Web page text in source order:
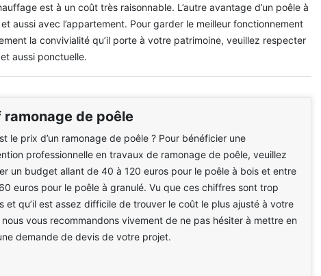
est à un coût très raisonnable. L’autre avantage d’un poêle à
aussi avec l’appartement. Pour garder le meilleur fonctionnement
la convivialité qu’il porte à votre patrimoine, veuillez respecter
aussi ponctuelle.
ramonage de poêle
le prix d’un ramonage de poêle ? Pour bénéficier une
professionnelle en travaux de ramonage de poêle, veuillez
un budget allant de 40 à 120 euros pour le poêle à bois et entre
euros pour le poêle à granulé. Vu que ces chiffres sont trop
et qu’il est assez difficile de trouver le coût le plus ajusté à votre
vous recommandons vivement de ne pas hésiter à mettre en
demande de devis de votre projet.